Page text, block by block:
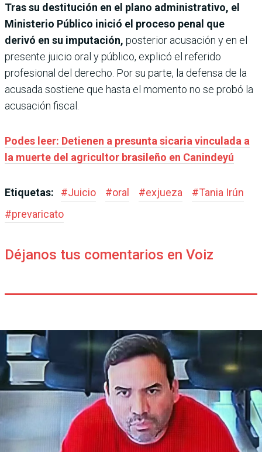
Tras su destitución en el plano administrativo, el
Ministerio Público inició el proceso penal que
derivó en su imputación, posterior acusación y en el
presente juicio oral y público, explicó el referido
profesional del derecho. Por su parte, la defensa de la
acusada sostiene que hasta el momento no se probó la
acusación fiscal.
Podes leer: Detienen a presunta sicaria vinculada a
la muerte del agricultor brasileño en Canindeyú
Etiquetas: #Juicio #oral #exjueza #Tania Irún
#prevaricato
Déjanos tus comentarios en Voiz